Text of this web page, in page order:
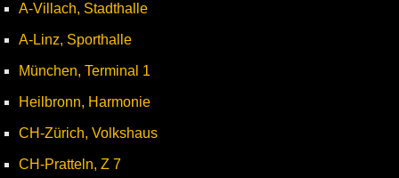
A-Villach, Stadthalle
A-Linz, Sporthalle
München, Terminal 1
Heilbronn, Harmonie
CH-Zürich, Volkshaus
CH-Pratteln, Z 7